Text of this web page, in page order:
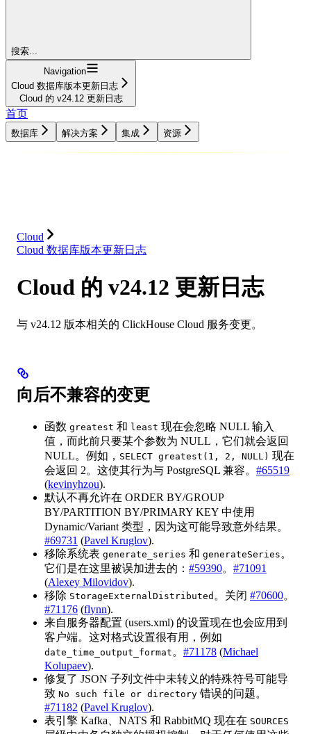
搜索...
Navigation
Cloud 数据库版本更新日志
Cloud 的 v24.12 更新日志
首页
数据库 解决方案 集成 资源
Cloud
Cloud 数据库版本更新日志
Cloud 的 v24.12 更新日志
与 v24.12 版本相关的 ClickHouse Cloud 服务变更。
向后不兼容的变更
函数 greatest 和 least 现在会忽略 NULL 输入
值，而此前只要某个参数为 NULL，它们就会返回
NULL。例如， SELECT greatest(1, 2, NULL) 现在
会返回 2。这使其行为与 PostgreSQL 兼容。 #65519
(kevinyhzou).
默认不再允许在 ORDER BY/GROUP
BY/PARTITION BY/PRIMARY KEY 中使用
Dynamic/Variant 类型，因为这可能导致意外结果。
#69731 (Pavel Kruglov).
移除系统表 generate_series 和 generateSeries 。
它们是在这里被误加进去的： #59390。 #71091
(Alexey Milovidov).
移除 StorageExternalDistributed 。关闭 #70600。
#71176 (flynn).
来自服务器配置 (users.xml) 的设置现在也会应用到
客户端。这对格式设置很有用，例如
date_time_output_format 。 #71178 (Michael
Kolupaev).
修复了 JSON 子列文件中未转义的特殊符号可能导
致 No such file or directory 错误的问题。
#71182 (Pavel Kruglov).
表引擎 Kafka、NATS 和 RabbitMQ 现在在 SOURCES